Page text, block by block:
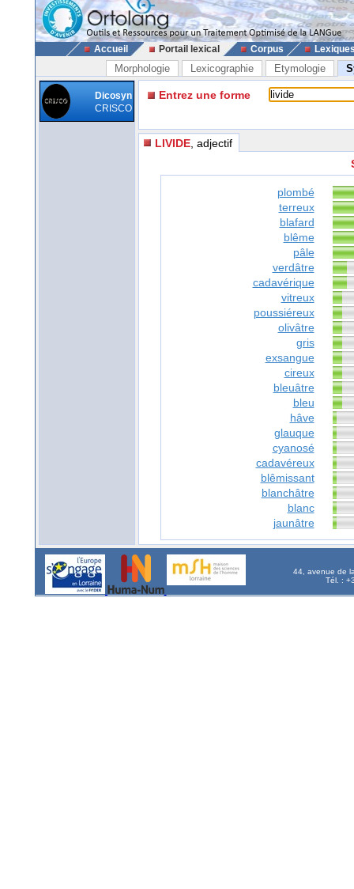
Accueil Portail lexical Corpus
Morphologie Lexicographie Etymologie
Dicosyn
CRISCO
Entrez une forme
LIVIDE , adjectif
plombé
terreux
blafard
blême
pâle
verdâtre
cadavérique
vitreux
poussiéreux
olivâtre
gris
exsangue
cireux
bleuâtre
bleu
hâve
glauque
cyanosé
cadavéreux
blêmissant
blanchâtre
blanc
jaunâtre
44, avenue de
Tél. :